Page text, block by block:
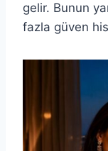
gelir. Bunun
fazla güven